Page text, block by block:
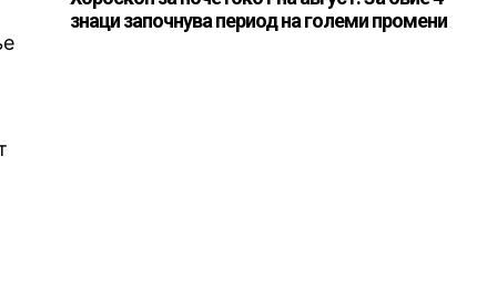
знаци започнува период на големи промени